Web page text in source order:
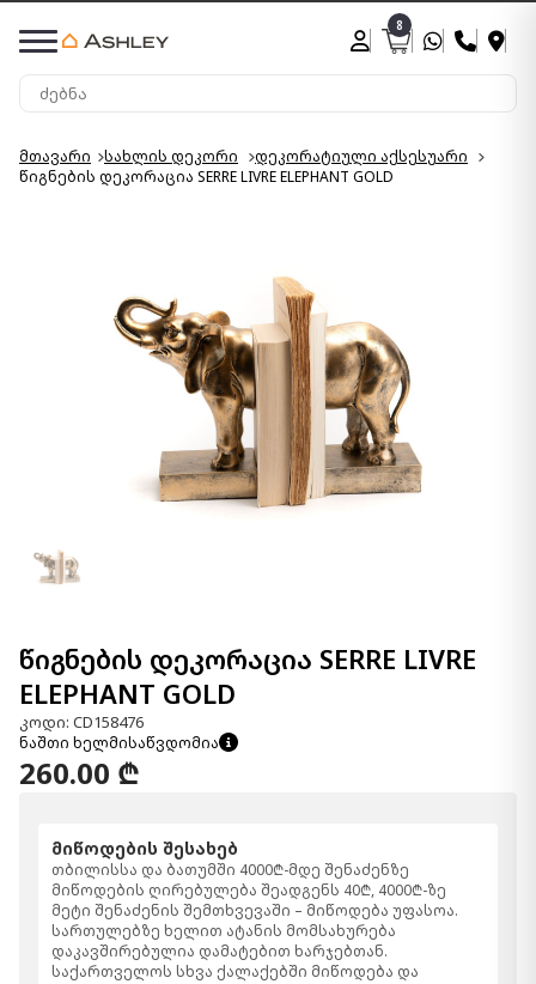
8
მთავარი სახლის დეკორი
დეკორატიული აქსესუარი
წიგნების დეკორაცია SERRE LIVRE ELEPHANT GOLD
წიგნების დეკორაცია SERRE LIVRE
ELEPHANT GOLD
კოდი: CD158476
ნაშთი ხელმისაწვდომია
260.00 ₾
მიწოდების შესახებ
თბილისსა და ბათუმში 4000₾-მდე შენაძენზე
მიწოდების ღირებულება შეადგენს 40₾, 4000₾-ზე
მეტი შენაძენის შემთხვევაში – მიწოდება უფასოა.
სართულებზე ხელით ატანის მომსახურება
დაკავშირებულია დამატებით ხარჯებთან.
საქართველოს სხვა ქალაქებში მიწოდება და